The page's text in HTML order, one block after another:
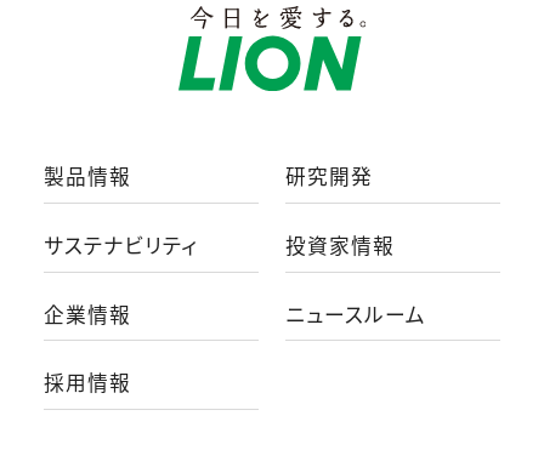
製品情報 研究開発
サステナビリティ 投資家情報
企業情報 ニュースルーム
採用情報